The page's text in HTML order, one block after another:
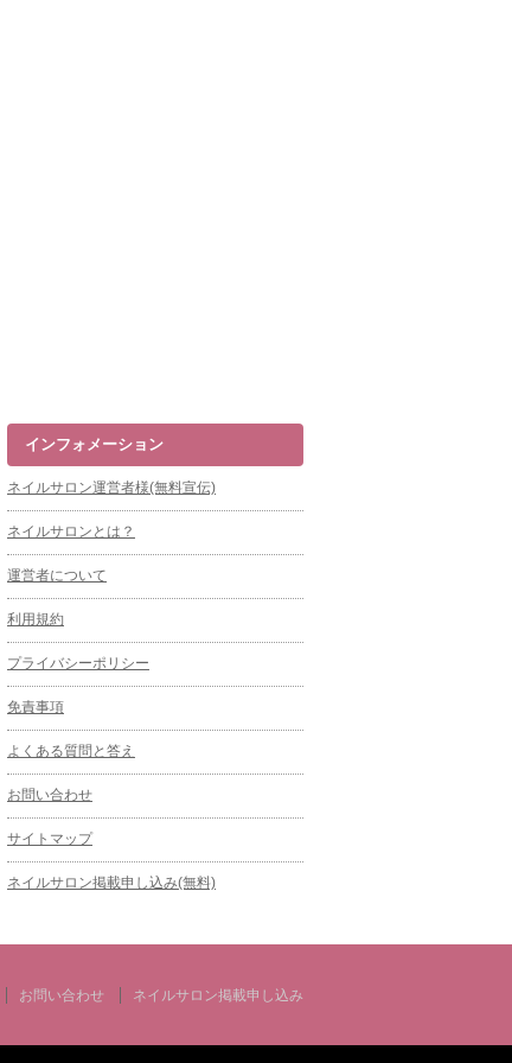
インフォメーション
ネイルサロン運営者様(無料宣伝)
ネイルサロンとは？
運営者について
利用規約
プライバシーポリシー
免責事項
よくある質問と答え
お問い合わせ
サイトマップ
ネイルサロン掲載申し込み(無料)
お問い合わせ ネイルサロン掲載申し込み